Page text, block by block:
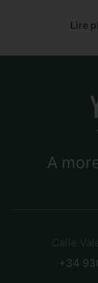
Lire
A
Calle
+34